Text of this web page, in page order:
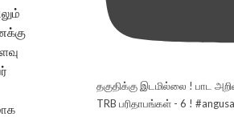
தகுதிக்கு இடமில்லை ! பாட
TRB பரிதாபங்கள் - 6 !